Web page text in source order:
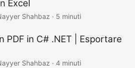
Excel
Shahbaz · 5 minuti
PDF in C# .NET | Esportare
Shahbaz · 4 minuti